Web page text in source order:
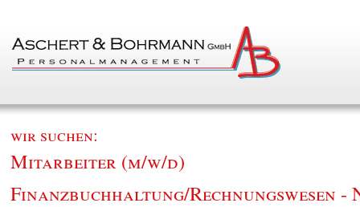
wir suchen:
Mitarbeiter (m/w/d)
Finanzbuchhaltung/Rechnungswesen -